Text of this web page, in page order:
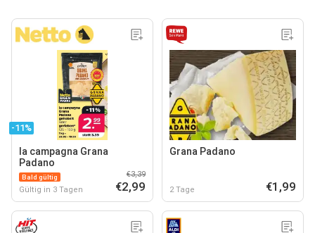
-11%
la campagna Grana
Padano
Bald gültig
Gültig in 3 Tagen
€3,39
€2,99
Grana Padano
2 Tage €1,99